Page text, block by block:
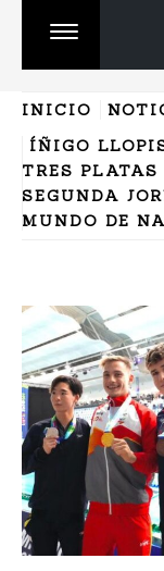
Cambiar
INICIO
ÍÑIGO
TRES
SEGUNDA
MUNDO DE